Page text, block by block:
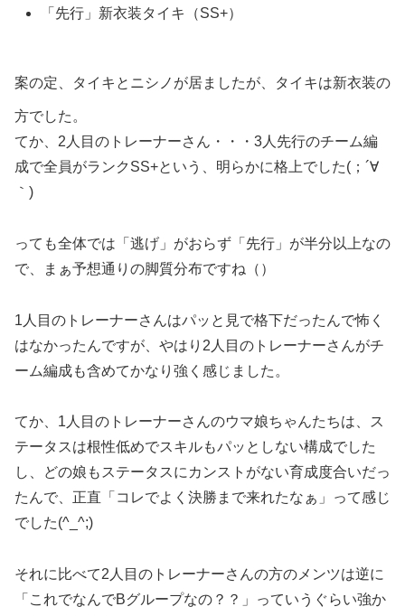
「先行」新衣装タイキ（SS+）
案の定、タイキとニシノが居ましたが、タイキは新衣装の
方でした。
てか、2人目のトレーナーさん・・・3人先行のチーム編
成で全員がランクSS+という、明らかに格上でした(；´∀
｀)
っても全体では「逃げ」がおらず「先行」が半分以上なの
で、まぁ予想通りの脚質分布ですね（）
1人目のトレーナーさんはパッと見で格下だったんで怖く
はなかったんですが、やはり2人目のトレーナーさんがチ
ーム編成も含めてかなり強く感じました。
てか、1人目のトレーナーさんのウマ娘ちゃんたちは、ス
テータスは根性低めでスキルもパッとしない構成でした
し、どの娘もステータスにカンストがない育成度合いだっ
たんで、正直「コレでよく決勝まで来れたなぁ」って感じ
でした(^_^;)
それに比べて2人目のトレーナーさんの方のメンツは逆に
「これでなんでBグループなの？？」っていうぐらい強か